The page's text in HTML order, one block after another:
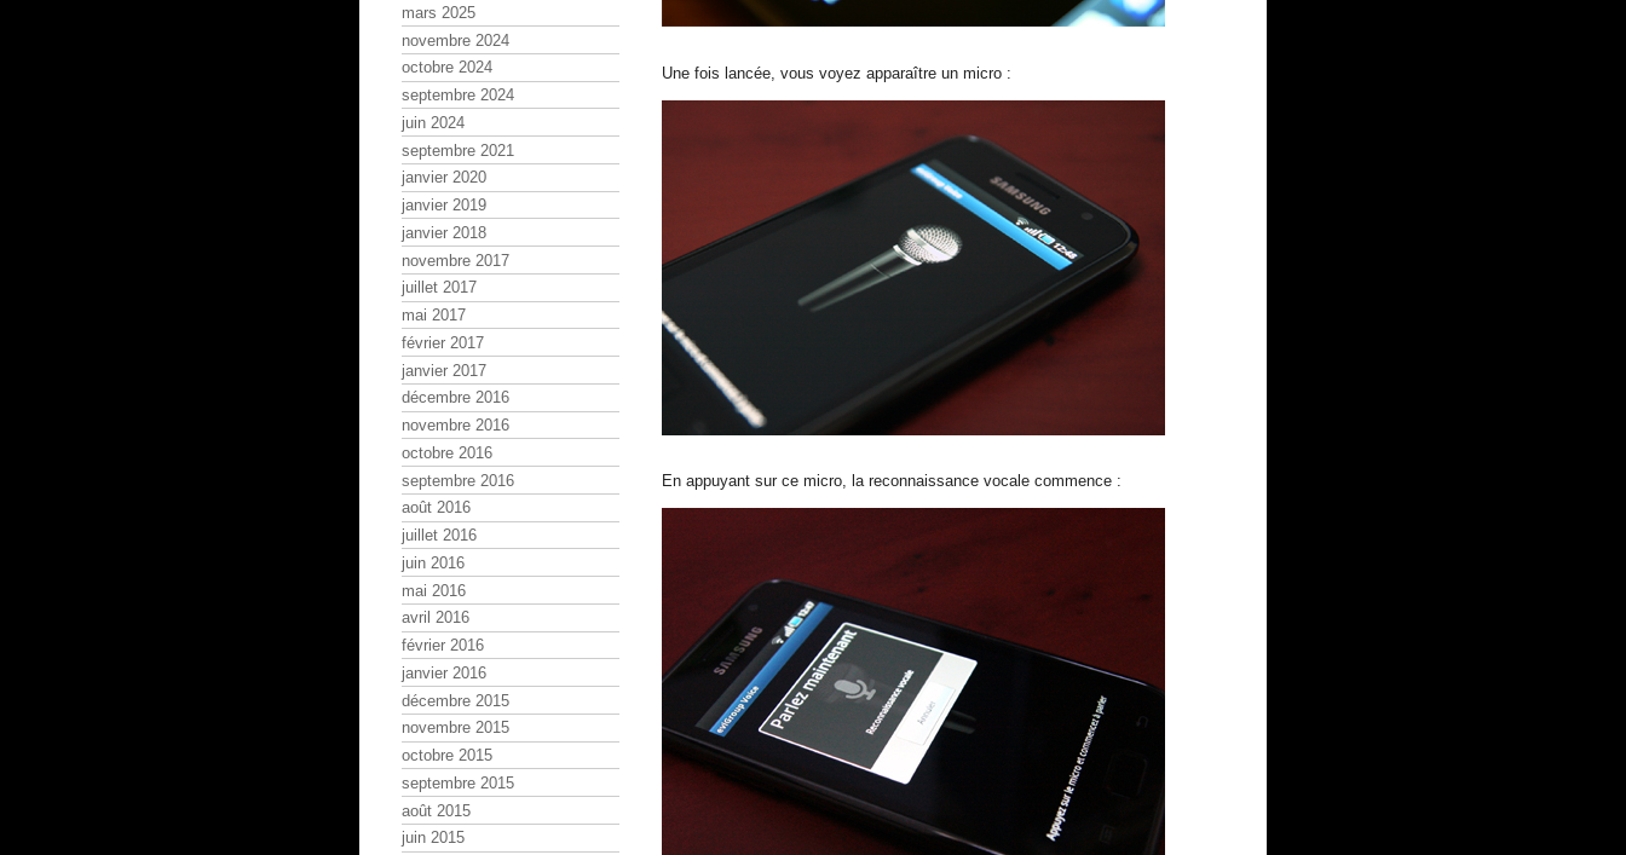
Une fois lancée, vous voyez apparaître un micro :
En appuyant sur ce micro, la reconnaissance vocale commence :
mars 2025
novembre 2024
octobre 2024
septembre 2024
juin 2024
septembre 2021
janvier 2020
janvier 2019
janvier 2018
novembre 2017
juillet 2017
mai 2017
février 2017
janvier 2017
décembre 2016
novembre 2016
octobre 2016
septembre 2016
août 2016
juillet 2016
juin 2016
mai 2016
avril 2016
février 2016
janvier 2016
décembre 2015
novembre 2015
octobre 2015
septembre 2015
août 2015
juin 2015